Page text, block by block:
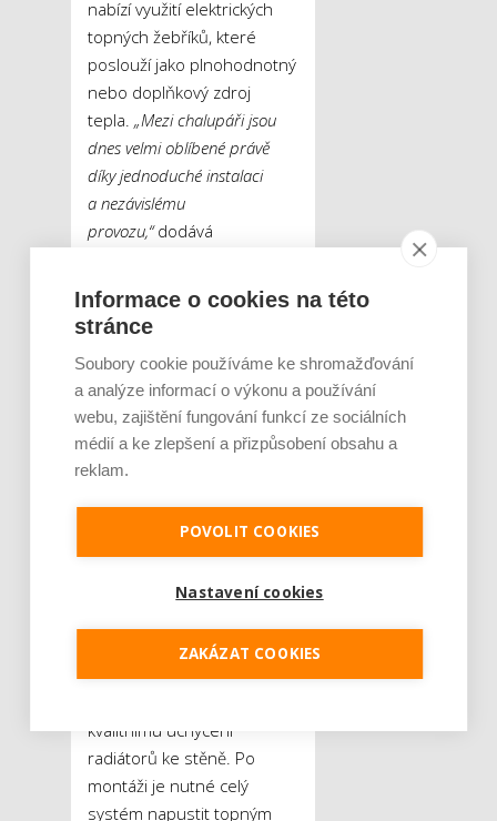
nabízí využití elektrických
topných žebříků, které
poslouží jako plnohodnotný
nebo doplňkový zdroj
tepla. „Mezi chalupáři jsou
dnes velmi oblíbené právě
díky jednoduché instalaci
a nezávislému
provozu,“dodává
KORADO.
zimou
Bez ohledu na zvolený
způsob vytápění se vyplatí
před dokončením
rekonstrukce otopného
systému provést pečlivou
kontrolu všech jeho částí.
Speciální pozornost by měl
napojení jednotlivých těles,
těsnosti všech spojů,
kvalitnímu uchycení
radiátorů ke stěně. Po
montáži je nutné celý
systém napustit topným
Informace o cookies na této
stránce
Soubory cookie používáme ke shromažďování
a analýze informací o výkonu a používání
webu, zajištění fungování funkcí ze sociálních
médií a ke zlepšení a přizpůsobení obsahu a
reklam.
POVOLIT COOKIES
Nastavení cookies
ZAKÁZAT COOKIES